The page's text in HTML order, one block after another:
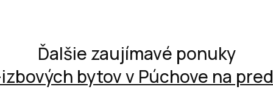
Ďalšie zaujímavé ponuky
bytov v Púchove na